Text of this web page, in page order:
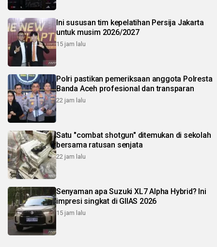
Ini sususan tim kepelatihan Persija Jakarta
untuk musim 2026/2027
15 jam lalu
Polri pastikan pemeriksaan anggota Polresta
Banda Aceh profesional dan transparan
22 jam lalu
Satu "combat shotgun" ditemukan di sekolah
bersama ratusan senjata
22 jam lalu
Senyaman apa Suzuki XL7 Alpha Hybrid? Ini
impresi singkat di GIIAS 2026
15 jam lalu